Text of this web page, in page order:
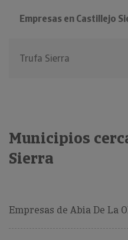
Empresas en Castillejo
Trufa Sierra
Municipios
Sierra
Empresas de Abia De La